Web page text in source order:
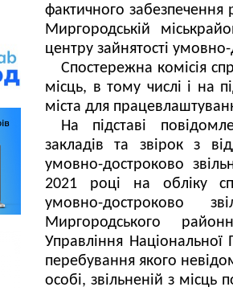
фактичного
Миргородській
центру зайнятості
Спостережна комісія
місць, в тому числі і на
міста для
На підставі
закладів та звірок з
умовно-достроково
2021 році на обліку
умовно-достроково
Миргородського
Управління Національної
перебування якого
особі, звільненій з місць